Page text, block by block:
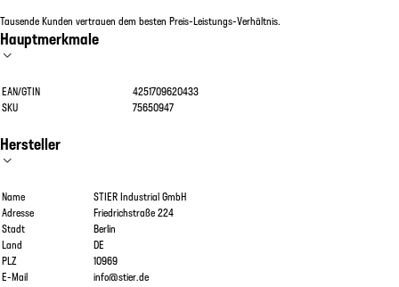
Tausende Kunden vertrauen dem besten Preis-Leistungs-Verhältnis.
Hauptmerkmale
EAN/GTIN
4251709620433
SKU
75650947
Hersteller
Name
STIER Industrial GmbH
Adresse
Friedrichstraße 224
Stadt
Berlin
Land
DE
PLZ
10969
E-Mail
info@stier.de